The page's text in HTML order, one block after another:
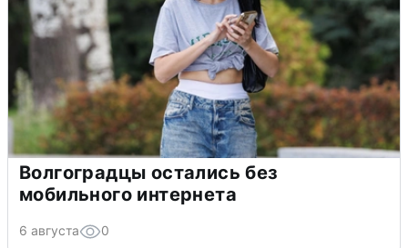
Волгоградцы остались без
мобильного интернета
6 августа 0